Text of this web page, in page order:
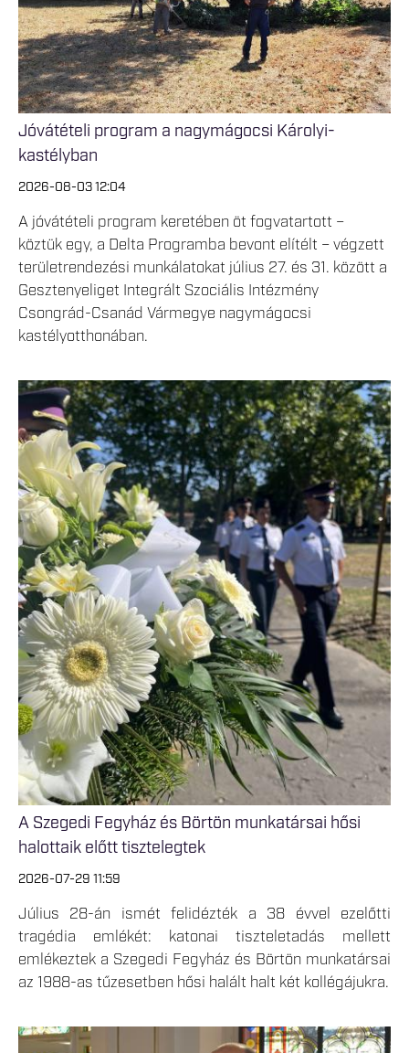
Jóvátételi program a nagymágocsi Károlyi-
kastélyban
2026-08-03 12:04
A jóvátételi program keretében öt fogvatartott –
köztük egy, a Delta Programba bevont elítélt – végzett
területrendezési munkálatokat július 27. és 31. között a
Gesztenyeliget Integrált Szociális Intézmény
Csongrád-Csanád Vármegye nagymágocsi
kastélyotthonában.
A Szegedi Fegyház és Börtön munkatársai hősi
halottaik előtt tisztelegtek
2026-07-29 11:59
Július 28-án ismét felidézték a 38 évvel ezelőtti
tragédia emlékét: katonai tiszteletadás mellett
emlékeztek a Szegedi Fegyház és Börtön munkatársai
az 1988-as tűzesetben hősi halált halt két kollégájukra.